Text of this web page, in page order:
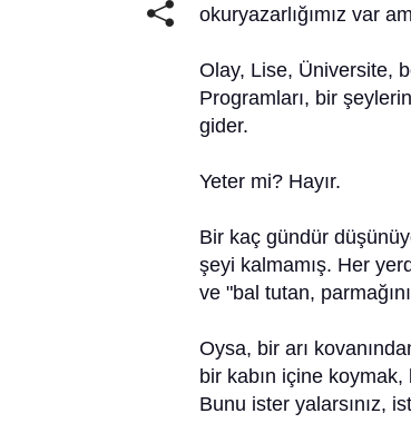
okuryazarlığımız var
Olay, Lise, Üniversite,
Programları, bir
gider.
Yeter mi? Hayır.
Bir kaç gündür
şeyi kalmamış. Her
ve "bal tutan,
Oysa, bir arı
bir kabın içine
Bunu ister yalarsınız,